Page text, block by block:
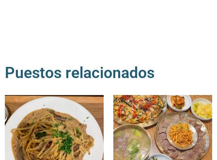
Puestos relacionados